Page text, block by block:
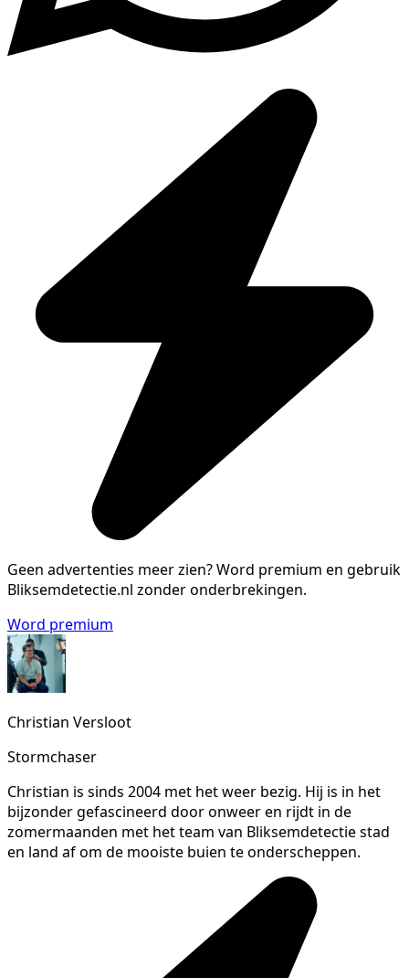
Geen advertenties meer zien?Word premium en gebruik
Bliksemdetectie.nl zonder onderbrekingen.
Word premium
Christian Versloot
Stormchaser
Christian is sinds 2004 met het weer bezig. Hij is in het
bijzonder gefascineerd door onweer en rijdt in de
zomermaanden met het team van Bliksemdetectie stad
en land af om de mooiste buien te onderscheppen.